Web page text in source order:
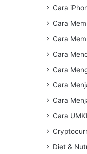
Cara
Cara
Cara
Cara
Cara
Cara
Cara
Cara
Diet &